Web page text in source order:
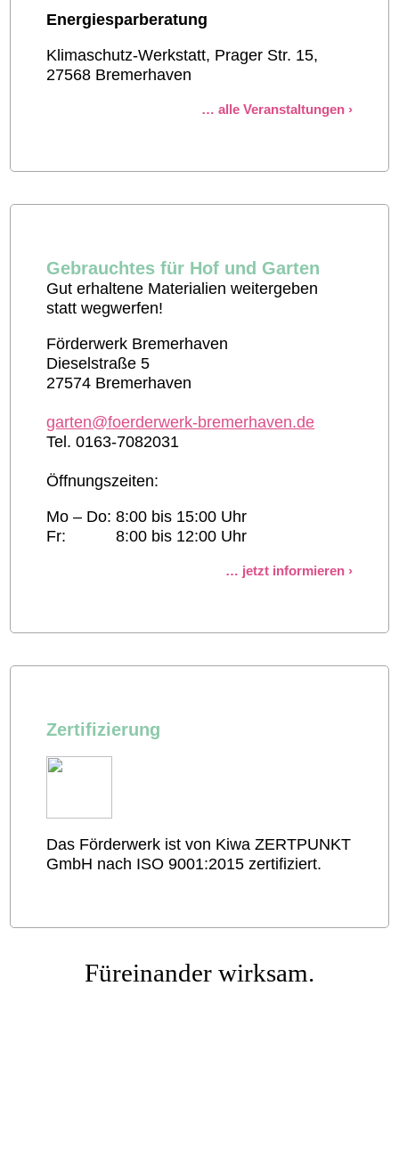
Energiesparberatung
Klimaschutz-Werkstatt, Prager Str. 15,
27568 Bremerhaven
alle Veranstaltungen
Gebrauchtes für Hof und Garten
Gut erhaltene Materialien weitergeben
statt wegwerfen!
Förderwerk Bremerhaven
Dieselstraße 5
27574 Bremerhaven
garten@foerderwerk-bremerhaven.de
Tel. 0163-7082031
Öffnungszeiten:
Mo – Do:8:00 bis 15:00 Uhr
Fr:
8:00 bis 12:00 Uhr
jetzt informieren
Zertifizierung
Das Förderwerk ist von Kiwa ZERTPUNKT
GmbH nach ISO 9001:2015 zertifiziert.
Füreinander wirksam.